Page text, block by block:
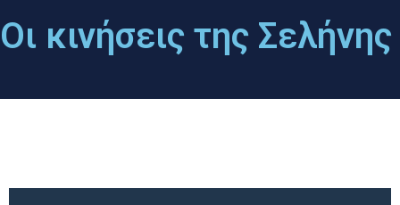
Οι κινήσεις της Σελήνης